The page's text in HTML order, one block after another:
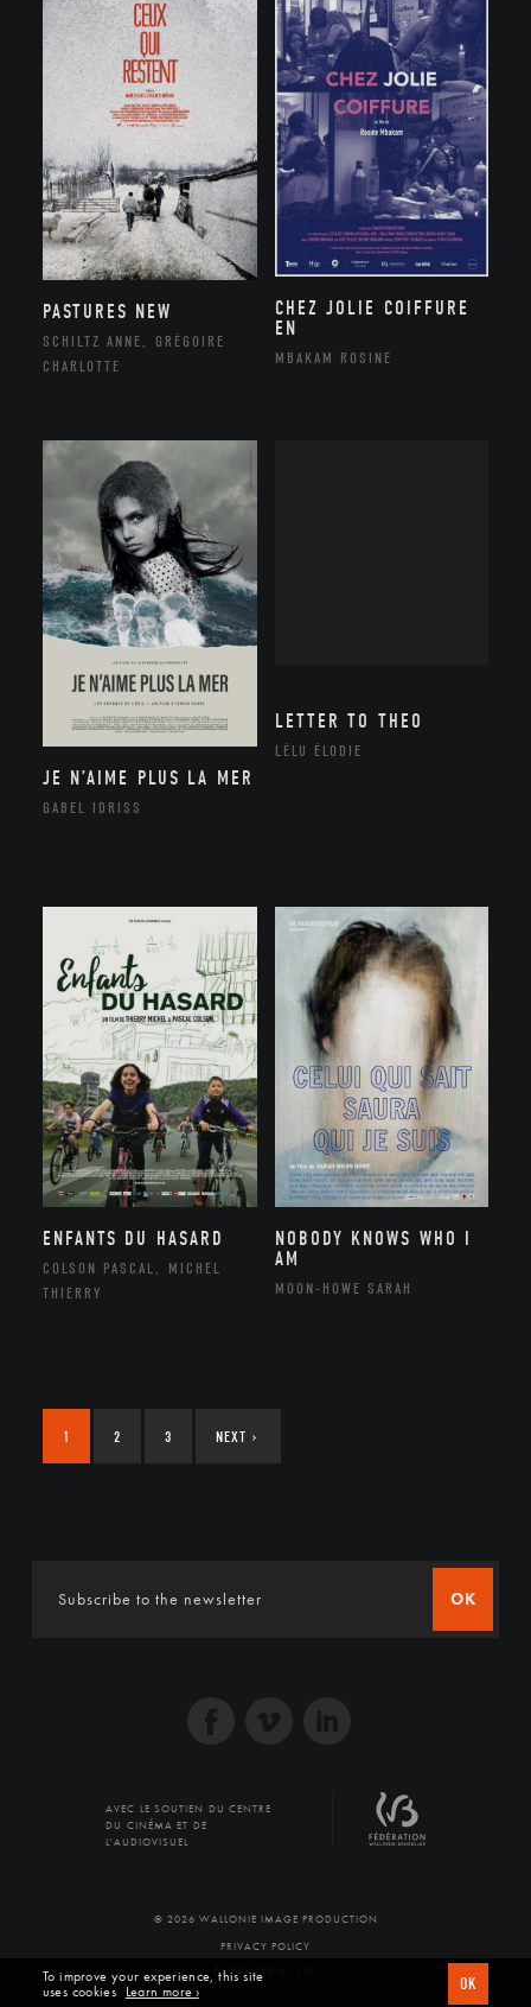
PASTURES NEW
SCHILTZ ANNE, GRÉGOIRE
CHARLOTTE
CHEZ JOLIE COIFFURE
EN
MBAKAM ROSINE
JE N’AIME PLUS LA MER
GABEL IDRISS
LETTER TO THEO
LÉLU ÉLODIE
ENFANTS DU HASARD
COLSON PASCAL, MICHEL
THIERRY
NOBODY KNOWS WHO I
AM
MOON-HOWE SARAH
1 2 3 NEXT ›
OK
AVEC LE SOUTIEN DU CENTRE
DU CINÉMA ET DE
L'AUDIOVISUEL
© 2026 WALLONIE IMAGE PRODUCTION
PRIVACY POLICY
PRODUCED BY SFD
To improve your experience, this site
uses cookies Learn more › OK